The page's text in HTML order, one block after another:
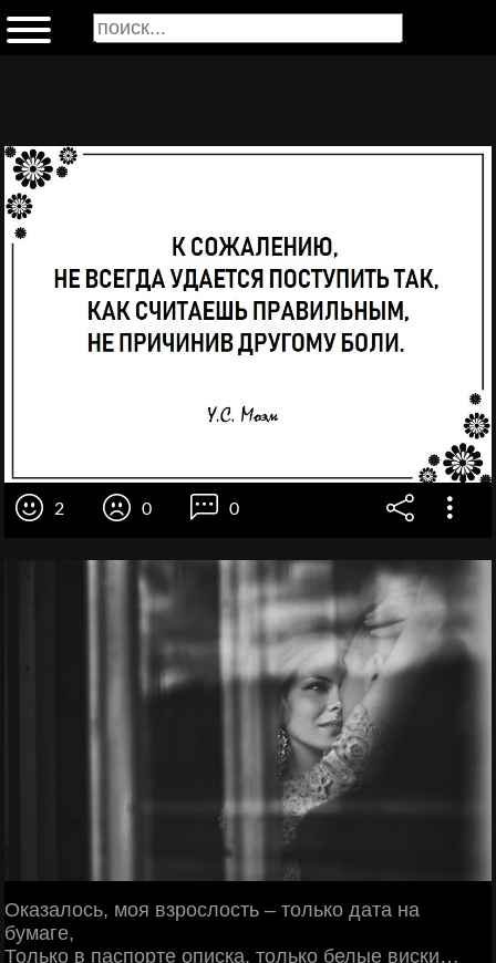
2 0 0
Оказалось, моя взрослость – только дата на
бумаге,
Только в паспорте описка, только белые виски…